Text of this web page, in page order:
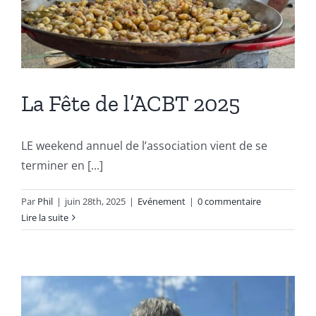
La Fête de l’ACBT 2025
LE weekend annuel de l’association vient de se
terminer en [...]
Par Phil | juin 28th, 2025 | Evénement | 0 commentaire
Lire la suite